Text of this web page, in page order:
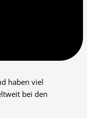
haben viel
bei den